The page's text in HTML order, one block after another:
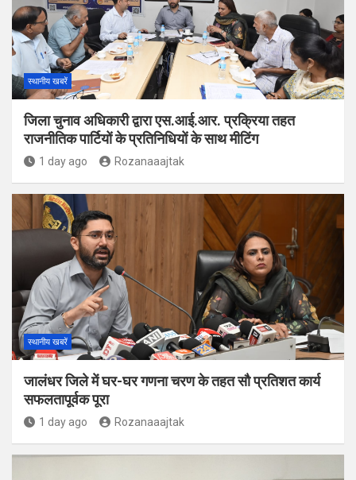
स्थानीय खबरें
जिला चुनाव अधिकारी द्वारा एस.आई.आर. प्रक्रिया तहत
राजनीतिक पार्टियों के प्रतिनिधियों के साथ मीटिंग
1 day ago Rozanaaajtak
स्थानीय खबरें
जालंधर जिले में घर-घर गणना चरण के तहत सौ प्रतिशत कार्य
सफलतापूर्वक पूरा
1 day ago Rozanaaajtak